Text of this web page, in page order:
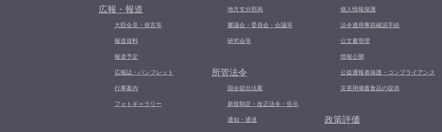
広報・報道
大臣会見・発言等
報道資料
報道予定
広報誌・パンフレット
行事案内
フォトギャラリー
地方支分部局
審議会・委員会・会議等
研究会等
所管法令
国会提出法案
新規制定・改正法令・告示
通知・通達
個人情報保護
法令適用事前確認手続
公文書管理
情報公開
公益通報者保護・コンプライアンス
災害用備蓄食品の提供
政策評価